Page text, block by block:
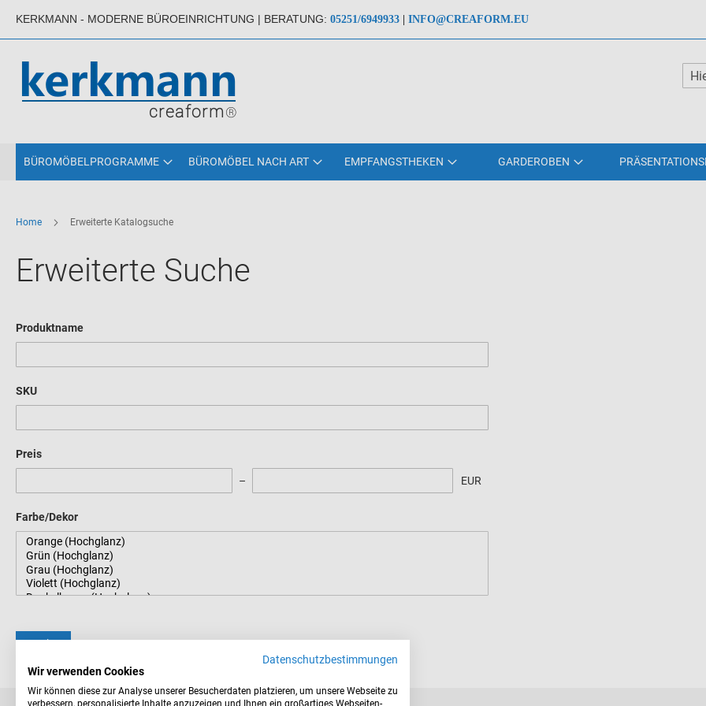
KERKMANN - MODERNE BÜROEINRICHTUNG | BERATUNG: 05251/6949933 INFO@CREAFORM.EUDirekt
BÜROMÖBELPROGRAMME BÜROMÖBEL NACH ART EMPFANGSTHEKEN GARDEROBEN
Home Erweiterte Katalogsuche
Erweiterte Suche
Sucheinstellungen
Produktname
SKU
Preis
EUR
Farbe/Dekor
Suche
Datenschutzbestimmungen
Wir verwenden Cookies
Wir können diese zur Analyse unserer Besucherdaten platzieren, um unsere Webseite zu
verbessern, personalisierte Inhalte anzuzeigen und Ihnen ein großartiges Webseiten-